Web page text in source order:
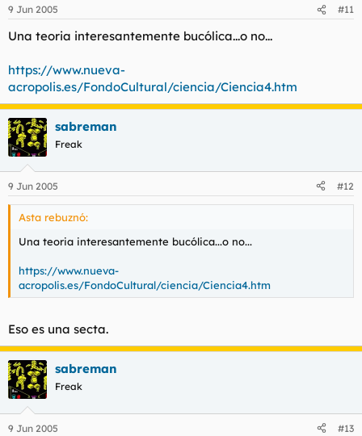
9 Jun 2005 #11
Una teoria interesantemente bucólica...o no...
https://www.nueva-
acropolis.es/FondoCultural/ciencia/Ciencia4.htm
sabreman
Freak
9 Jun 2005 #12
Asta rebuznó:
Una teoria interesantemente bucólica...o no...
https://www.nueva-
acropolis.es/FondoCultural/ciencia/Ciencia4.htm
Eso es una secta.
sabreman
Freak
9 Jun 2005 #13